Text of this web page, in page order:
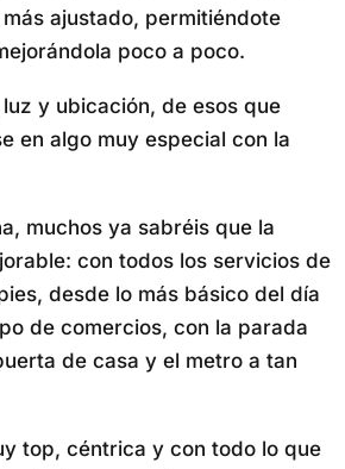
ajustado, permitiéndote
poco a poco.
y ubicación, de esos que
en algo muy especial con la
muchos ya sabréis que la
con todos los servicios de
desde lo más básico del día
de comercios, con la parada
de casa y el metro a tan
top, céntrica y con todo lo que